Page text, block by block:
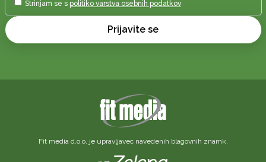
Strinjam se s politiko varstva osebnih podatkov
Prijavite se
Fit media d.o.o. je upravljavec navedenih blagovnih znamk.